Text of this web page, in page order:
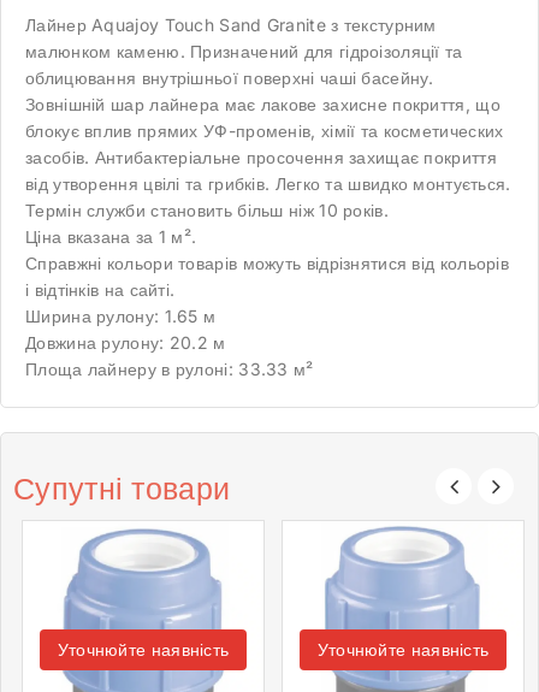
Лайнер Aquajoy Touch Sand Granite з текстурним
малюнком каменю. Призначений для гідроізоляції та
облицювання внутрішньої поверхні чаші басейну.
Зовнішній шар лайнера має лакове захисне покриття, що
блокує вплив прямих УФ-променів, хімії та косметических
засобів. Антибактеріальне просочення захищає покриття
від утворення цвілі та грибків. Легко та швидко монтується.
Термін служби становить більш ніж 10 років.
Ціна вказана за 1 м².
Справжні кольори товарів можуть відрізнятися від кольорів
і відтінків на сайті.
Ширина рулону: 1.65 м
Довжина рулону: 20.2 м
Площа лайнеру в рулоні: 33.33 м²
Супутні товари
Уточнюйте наявність Уточнюйте наявність